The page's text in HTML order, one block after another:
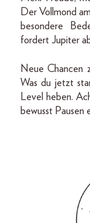
Der Vollmond
besondere
fordert Jupiter
Neue Chancen
Was du jetzt
Level heben.
bewusst Pausen